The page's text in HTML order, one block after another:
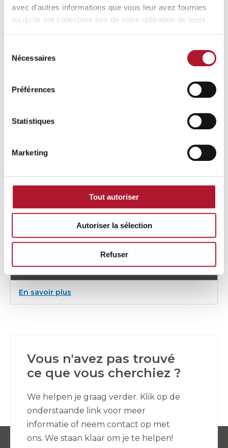
avec d'autres informations que vous leur avez fournies
ou qu'ils ont collectées lors de votre utilisation de leurs
Nécessaires
Préférences
Statistiques
Marketing
Tout autoriser
Autoriser la sélection
Refuser
En savoir plus:
Sac a poussiere ventos 42 (5 pieces)
En savoir plus
Sac
a
Vous n'avez pas trouvé
ce que vous cherchiez ?
We helpen je graag verder. Klik op de
onderstaande link voor meer
informatie of neem contact op met
ons. We staan klaar om je te helpen!